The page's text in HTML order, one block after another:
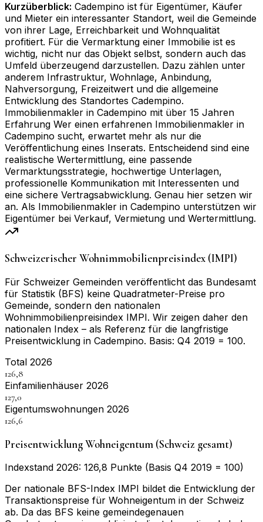
Kurzüberblick: Cadempino ist für Eigentümer, Käufer
und Mieter ein interessanter Standort, weil die Gemeinde
von ihrer Lage, Erreichbarkeit und Wohnqualität
profitiert. Für die Vermarktung einer Immobilie ist es
wichtig, nicht nur das Objekt selbst, sondern auch das
Umfeld überzeugend darzustellen. Dazu zählen unter
anderem Infrastruktur, Wohnlage, Anbindung,
Nahversorgung, Freizeitwert und die allgemeine
Entwicklung des Standortes Cadempino.
Immobilienmakler in Cadempino mit über 15 Jahren
Erfahrung Wer einen erfahrenen Immobilienmakler in
Cadempino sucht, erwartet mehr als nur die
Veröffentlichung eines Inserats. Entscheidend sind eine
realistische Wertermittlung, eine passende
Vermarktungsstrategie, hochwertige Unterlagen,
professionelle Kommunikation mit Interessenten und
eine sichere Vertragsabwicklung. Genau hier setzen wir
an. Als Immobilienmakler in Cadempino unterstützen wir
Eigentümer bei Verkauf, Vermietung und Wertermittlung.
Schweizerischer Wohnimmobilienpreisindex (IMPI)
Für Schweizer Gemeinden veröffentlicht das Bundesamt
für Statistik (BFS) keine Quadratmeter-Preise pro
Gemeinde, sondern den nationalen
Wohnimmobilienpreisindex IMPI. Wir zeigen daher den
nationalen Index – als Referenz für die langfristige
Preisentwicklung in Cadempino. Basis: Q4 2019 = 100.
Total 2026
126,8
Einfamilienhäuser 2026
127,0
Eigentumswohnungen 2026
126,6
Preisentwicklung Wohneigentum (Schweiz gesamt)
Indexstand 2026: 126,8 Punkte (Basis Q4 2019 = 100)
Der nationale BFS-Index IMPI bildet die Entwicklung der
Transaktionspreise für Wohneigentum in der Schweiz
ab. Da das BFS keine gemeindegenauen